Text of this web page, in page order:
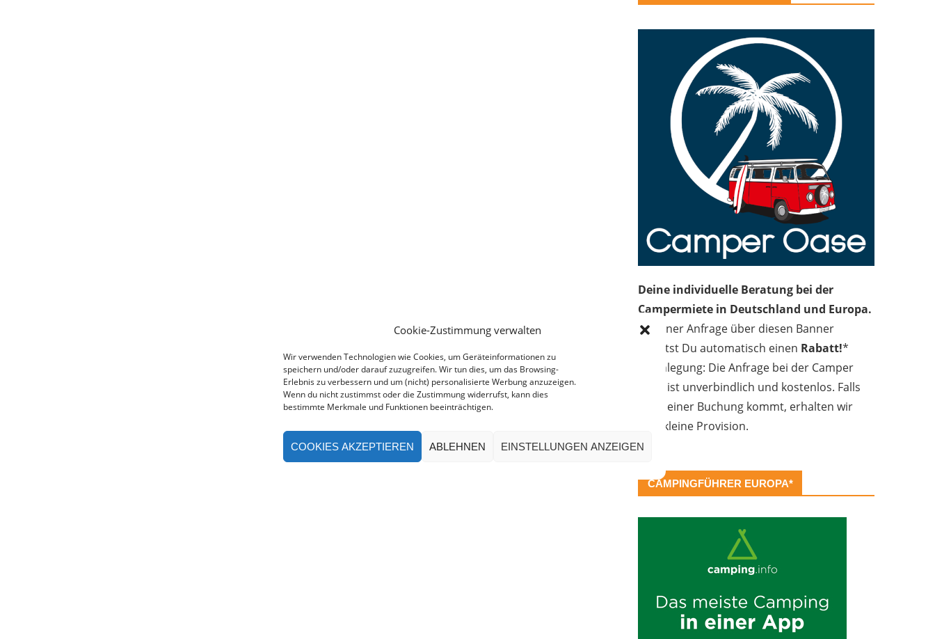
Cookie-Zustimmung verwalten
Wir verwenden Technologien wie Cookies, um Geräteinformationen zu
speichern und/oder darauf zuzugreifen. Wir tun dies, um das Browsing-
Erlebnis zu verbessern und um (nicht) personalisierte Werbung anzuzeigen.
Wenn du nicht zustimmst oder die Zustimmung widerrufst, kann dies
bestimmte Merkmale und Funktionen beeinträchtigen.
COOKIES AKZEPTIEREN ABLEHNEN EINSTELLUNGEN ANZEIGEN
Deine individuelle Beratung bei der
Campermiete in Deutschland und Europa.
Bei einer Anfrage über diesen Banner
erhältst Du automatisch einen Rabatt!*
Offenlegung: Die Anfrage bei der Camper
Oase ist unverbindlich und kostenlos. Falls
es zu einer Buchung kommt, erhalten wir
eine kleine Provision.
CAMPINGFÜHRER EUROPA*